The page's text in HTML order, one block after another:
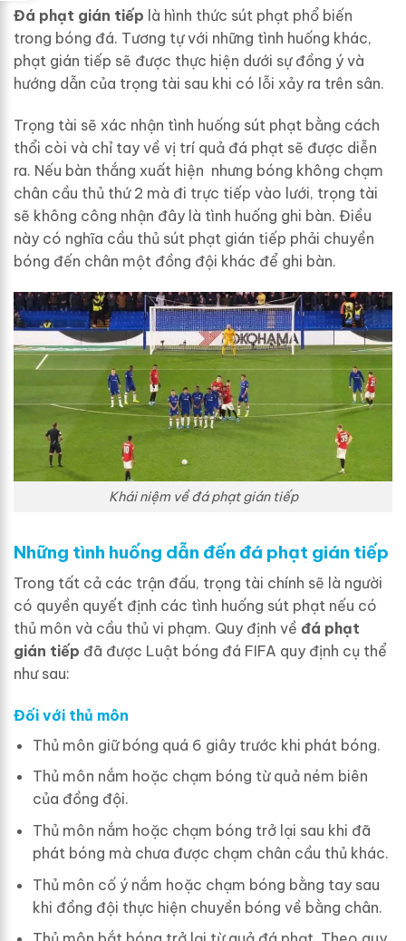
Đá phạt gián tiếp là hình thức sút phạt phổ biến
trong bóng đá. Tương tự với những tình huống khác,
phạt gián tiếp sẽ được thực hiện dưới sự đồng ý và
hướng dẫn của trọng tài sau khi có lỗi xảy ra trên sân.
Trọng tài sẽ xác nhận tình huống sút phạt bằng cách
thổi còi và chỉ tay về vị trí quả đá phạt sẽ được diễn
ra. Nếu bàn thắng xuất hiện nhưng bóng không chạm
chân cầu thủ thứ 2 mà đi trực tiếp vào lưới, trọng tài
sẽ không công nhận đây là tình huống ghi bàn. Điều
này có nghĩa cầu thủ sút phạt gián tiếp phải chuyền
bóng đến chân một đồng đội khác để ghi bàn.
Khái niệm về đá phạt gián tiếp
Những tình huống dẫn đến đá phạt gián tiếp
Trong tất cả các trận đấu, trọng tài chính sẽ là người
có quyền quyết định các tình huống sút phạt nếu có
thủ môn và cầu thủ vi phạm. Quy định về đá phạt
gián tiếp đã được Luật bóng đá FIFA quy định cụ thể
như sau:
Đối với thủ môn
Thủ môn giữ bóng quá 6 giây trước khi phát bóng.
Thủ môn nắm hoặc chạm bóng từ quả ném biên
của đồng đội.
Thủ môn nắm hoặc chạm bóng trở lại sau khi đã
phát bóng mà chưa được chạm chân cầu thủ khác.
Thủ môn cố ý nắm hoặc chạm bóng bằng tay sau
khi đồng đội thực hiện chuyền bóng về bằng chân.